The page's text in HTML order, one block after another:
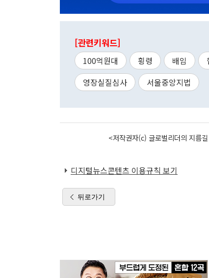
[관련키워드]
100억원대 횡령 배임
영장실질심사
서울중앙지법
<저작권자(c) 글로벌리더의 지름
디지털뉴스콘텐츠 이용규칙 보기
뒤로가기